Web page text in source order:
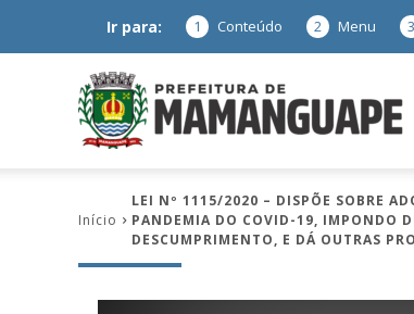
Ir para: 1 Conteúdo 2 Menu 3
Início
LEI Nº 1115/2020 – DISPÕE SOBRE
PANDEMIA DO COVID-19, IMPONDO
DESCUMPRIMENTO, E DÁ OUTRAS